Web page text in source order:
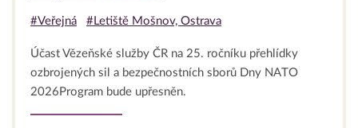
#Veřejná #Letiště Mošnov, Ostrava
Účast Vězeňské služby ČR na 25. ročníku přehlídky
ozbrojených sil a bezpečnostních sborů Dny NATO
2026Program bude upřesněn.